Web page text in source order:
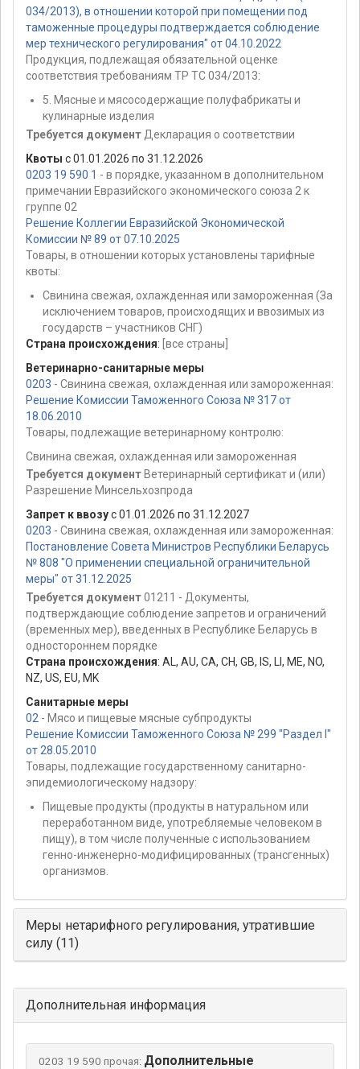
034/2013), в отношении которой при помещении под
таможенные процедуры подтверждается соблюдение
мер технического регулирования" от 04.10.2022
Продукция, подлежащая обязательной оценке
соответствия требованиям ТР ТС 034/2013:
5. Мясные и мясосодержащие полуфабрикаты и
кулинарные изделия
Требуется документ Декларация о соответствии
Квоты с 01.01.2026 по 31.12.2026
0203 19 590 1 - в порядке, указанном в дополнительном
примечании Евразийского экономического союза 2 к
группе 02
Решение Коллегии Евразийской Экономической
Комиссии № 89 от 07.10.2025
Товары, в отношении которых установлены тарифные
квоты:
Свинина свежая, охлажденная или замороженная (За
исключением товаров, происходящих и ввозимых из
государств – участников СНГ)
Страна происхождения: [все страны]
Ветеринарно-санитарные меры
0203 - Свинина свежая, охлажденная или замороженная:
Решение Комиссии Таможенного Союза № 317 от
18.06.2010
Товары, подлежащие ветеринарному контролю:
Свинина свежая, охлажденная или замороженная
Требуется документ Ветеринарный сертификат и (или)
Разрешение Минсельхозпрода
Запрет к ввозус 01.01.2026 по 31.12.2027
0203 - Свинина свежая, охлажденная или замороженная:
Постановление Совета Министров Республики Беларусь
№ 808 "О применении специальной ограничительной
меры" от 31.12.2025
Требуется документ01211 - Документы,
подтверждающие соблюдение запретов и ограничений
(временных мер), введенных в Республике Беларусь в
одностороннем порядке
Страна происхождения: AL , AU, CA, CH, GB, IS, , ME, NO,
NZ, US, EU, MK
Санитарные меры
02 - Мясо и пищевые мясные субпродукты
Решение Комиссии Таможенного Союза № 299 "Раздел I"
от 28.05.2010
Товары, подлежащие государственному санитарно-
эпидемиологическому надзору:
Пищевые продукты (продукты в натуральном или
переработанном виде, употребляемые человеком в
пищу), в том числе полученные с использованием
генно-инженерно-модифицированных (трансгенных)
организмов.
Меры нетарифного регулирования, утратившие
силу (11)
Дополнительная информация
0203 19 590 прочая: Дополнительные